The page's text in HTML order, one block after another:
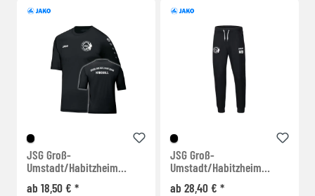
JSG Groß-
Umstadt/Habitzheim
ab 18,50 € *
JSG Groß-
Umstadt/Habitzheim
ab 28,40 € *